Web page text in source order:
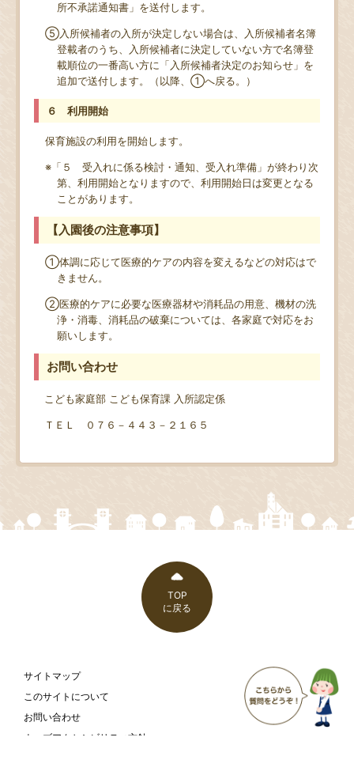
所不承諾通知書」を送付します。
⑤入所候補者の入所が決定しない場合は、入所候補者名簿
登載者のうち、入所候補者に決定していない方で名簿登
載順位の一番高い方に「入所候補者決定のお知らせ」を
追加で送付します。（以降、①へ戻る。）
６ 利用開始
保育施設の利用を開始します。
※「５ 受入れに係る検討・通知、受入れ準備」が終わり次
第、利用開始となりますので、利用開始日は変更となる
ことがあります。
【入園後の注意事項】
①体調に応じて医療的ケアの内容を変えるなどの対応はで
きません。
②医療的ケアに必要な医療器材や消耗品の用意、機材の洗
浄・消毒、消耗品の破棄については、各家庭で対応をお
願いします。
お問い合わせ
こども家庭部 こども保育課 入所認定係
ＴＥＬ ０７６－４４３－２１６５
TOP
に戻る
サイトマップ
このサイトについて
お問い合わせ
ウェブアクセシビリティ方針